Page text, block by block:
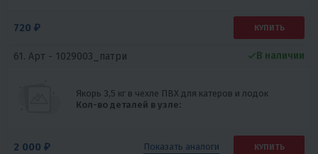
720 ₽ КУПИТЬ
61. Арт - 1029003_патри
Якорь 3,5 кг в чехле ПВХ для катеров и лодок
Кол-во деталей в узле:
В наличии
2 000 ₽ Показать аналоги КУПИТЬ